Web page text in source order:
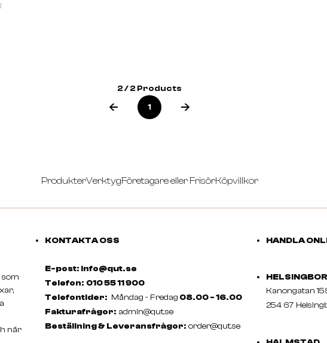
2 / 2 Products
1
ProdukterVerktygFöretagare eller FrisörKöpvillkor
som
när
KONTAKTA OSS
E-post: info@qut.se
Telefon: 010 55 11 900
Telefontider: Måndag - Fredag 08.00 - 16.00
Fakturafrågor: admin@qut.se
Beställning & Leveransfrågor: order@qut.se
HANDLA
254 67